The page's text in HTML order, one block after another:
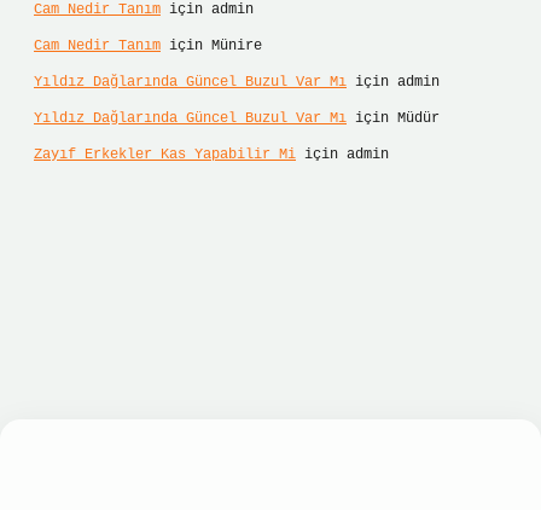
Cam Nedir Tanım için admin
Cam Nedir Tanım için Münire
Yıldız Dağlarında Güncel Buzul Var Mı için admin
Yıldız Dağlarında Güncel Buzul Var Mı için Müdür
Zayıf Erkekler Kas Yapabilir Mi için admin